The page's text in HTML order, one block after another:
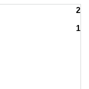
2
1